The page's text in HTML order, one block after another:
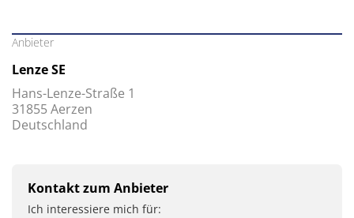
Anbieter
Lenze SE
Hans-Lenze-Straße 1
31855 Aerzen
Deutschland
Kontakt zum Anbieter
Ich interessiere mich für: